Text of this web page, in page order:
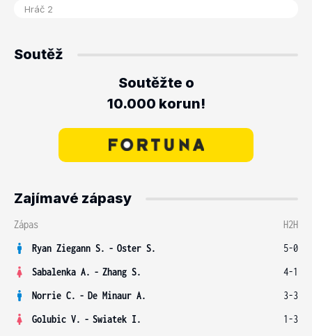
Soutěž
Soutěžte o
10.000 korun!
Zajímavé zápasy
Zápas
H2H
Ryan Ziegann S. - Oster S.
5-0
Sabalenka A. - Zhang S.
4-1
Norrie C. - De Minaur A.
3-3
Golubic V. - Swiatek I.
1-3